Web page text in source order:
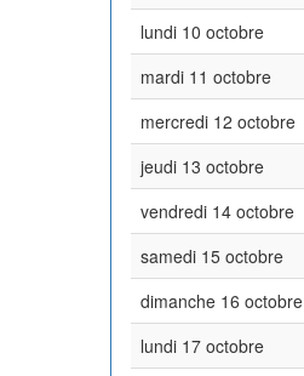
lundi 10 octobre
mardi 11 octobre
mercredi 12 octobre
jeudi 13 octobre
vendredi 14 octobre
samedi 15 octobre
dimanche 16 octobre
lundi 17 octobre